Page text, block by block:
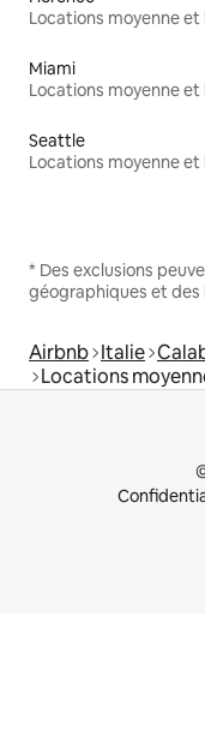
Miami
Seattle
* Des exclusions
géographiques et des
Airbnb Italie
Locations